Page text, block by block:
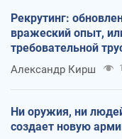
Рекрутинг:
вражеский опыт,
требовательной
Александр Кирш
Ни оружия, ни
создает новую